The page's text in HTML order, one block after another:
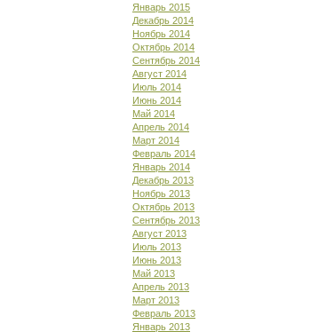
Январь 2015
Декабрь 2014
Ноябрь 2014
Октябрь 2014
Сентябрь 2014
Август 2014
Июль 2014
Июнь 2014
Май 2014
Апрель 2014
Март 2014
Февраль 2014
Январь 2014
Декабрь 2013
Ноябрь 2013
Октябрь 2013
Сентябрь 2013
Август 2013
Июль 2013
Июнь 2013
Май 2013
Апрель 2013
Март 2013
Февраль 2013
Январь 2013